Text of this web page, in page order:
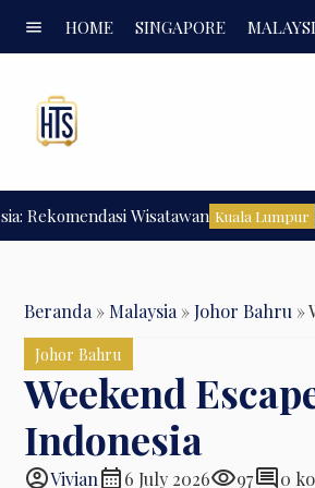
menu HOME SINGAPORE
Wisatawan Kuala Lumpur
Beranda » Malaysia »Johor Bahru »
Johor Bahru
Weekend
Indonesia
account_circleViviancalendar_month6 July 2026visibility97comment0